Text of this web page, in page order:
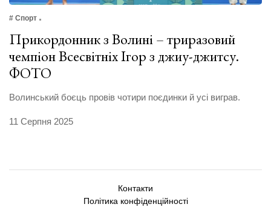
# Спорт
Прикордонник з Волині – триразовий
чемпіон Всесвітніх Ігор з джиу-джитсу.
ФОТО
Волинський боєць провів чотири поєдинки й усі виграв.
11 Серпня 2025
Контакти
Політика конфіденційності